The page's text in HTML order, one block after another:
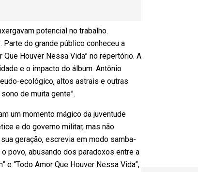
potencial no trabalho.
do grande público conheceu a
Houver Nessa Vida” no repertório. A
e o impacto do álbum. Antônio
ecológico, altos astrais e outras
de muita gente”.
um momento mágico da juventude
e do governo militar, mas não
geração, escrevia em modo samba-
povo, abusando dos paradoxos entre a
“Todo Amor Que Houver Nessa Vida”,